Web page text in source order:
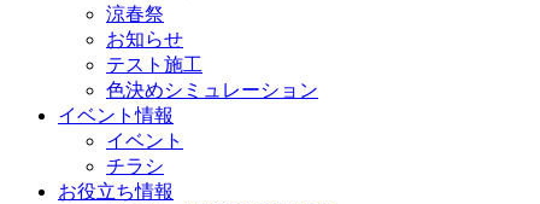
涼春祭
お知らせ
テスト施工
色決めシミュレーション
イベント情報
イベント
チラシ
お役立ち情報